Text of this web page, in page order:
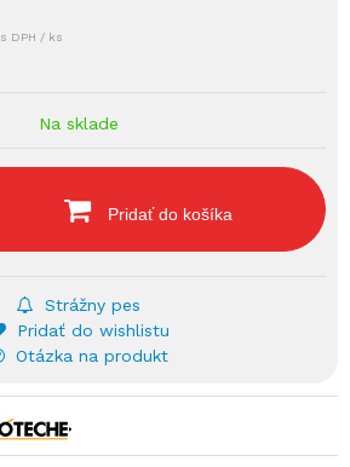
s DPH / ks
Na sklade
Pridať do košíka
Strážny pes
Pridať do wishlistu
Otázka na produkt